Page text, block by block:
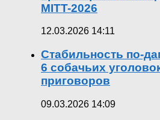
MITT-2026
12.03.2026 14:11
Стабильность по-
6 собачьих
приговоров
09.03.2026 14:09